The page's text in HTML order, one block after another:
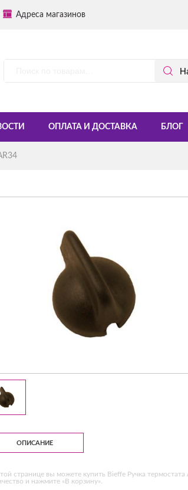
Адреса магазинов
ОПЛАТА И ДОСТАВКА БЛОГ
ОПИСАНИЕ
странице вы можете купить Bieffe Ручка
и нажмите «В корзину».